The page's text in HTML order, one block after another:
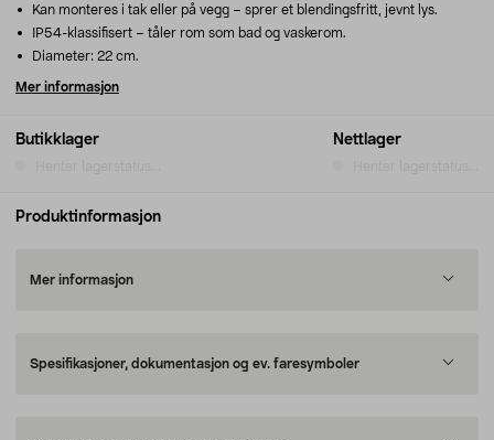
Butikklager Nettlager
Kan monteres i tak eller på vegg – sprer et blendingsfritt, jevnt lys.
IP54-klassifisert – tåler rom som bad og vaskerom.
Diameter: 22 cm.
Mer informasjon
Produktinformasjon
Mer informasjon
Spesifikasjoner, dokumentasjon og ev. faresymboler